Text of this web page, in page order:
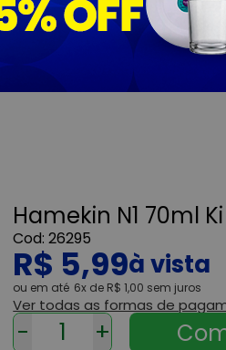
Hamekin N1 70ml
26295
R$ 5,99
ou 6x de R$ 1,00 sem juros
Ver todas as formas de
- +